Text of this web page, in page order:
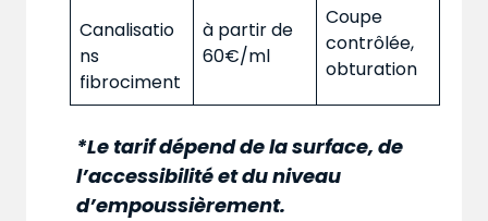
Canalisatio
ns
fibrociment
à partir de
60€/ml
Coupe
contrôlée,
obturation
*Le tarif dépend de la surface, de
l’accessibilité et du niveau
d’empoussièrement.